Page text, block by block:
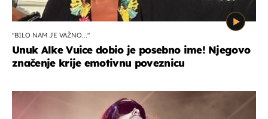
"BILO NAM JE VAŽNO..."
Unuk Alke Vuice dobio je posebno ime! Njegovo
značenje krije emotivnu poveznicu